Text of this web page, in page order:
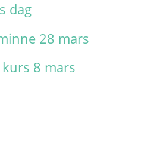
dag
28 mars
8 mars